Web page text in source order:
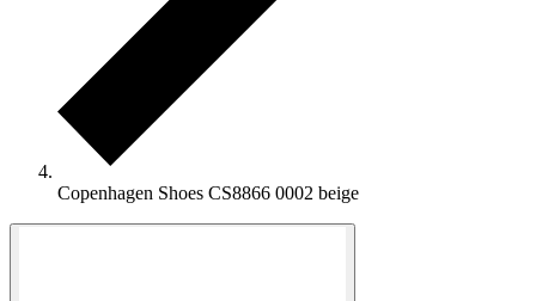
Copenhagen Shoes CS8866 0002 beige